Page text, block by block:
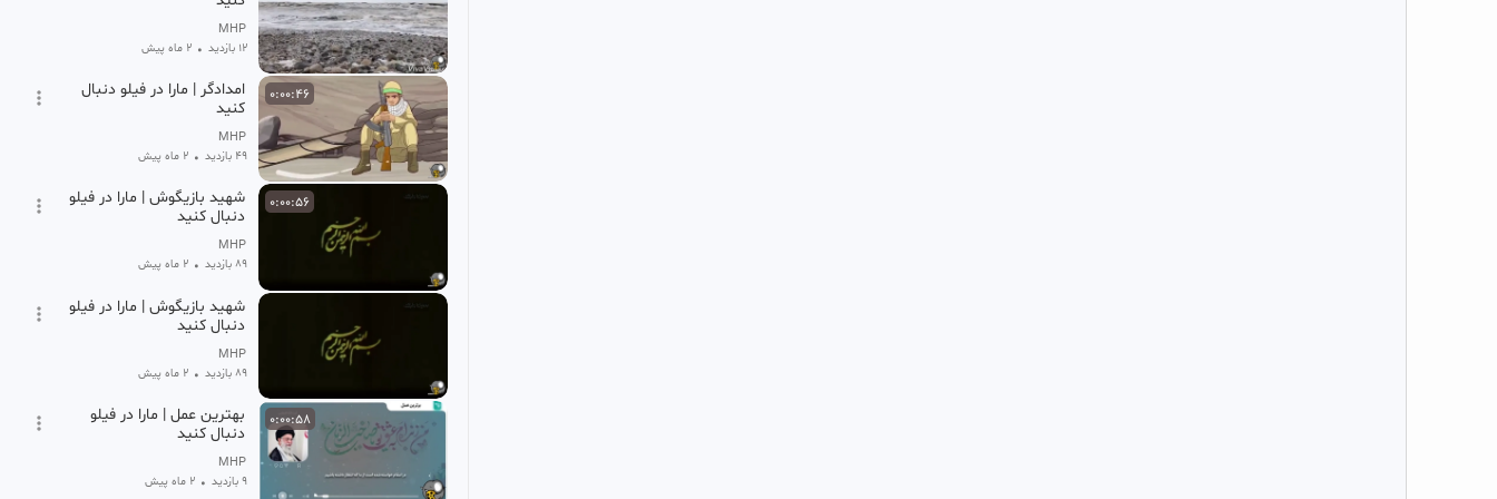
MHP
12 بازدید • 2 ماه پیش
0:00:46
امدادگر | مارا در فیلو دنبال
کنید
MHP
49 بازدید • 2 ماه پیش
0:00:56
شهید بازیگوش | مارا در فیلو
دنبال کنید
MHP
89 بازدید • 2 ماه پیش
شهید بازیگوش | مارا در فیلو
دنبال کنید
MHP
89 بازدید • 2 ماه پیش
0:00:58
بهترین عمل | مارا در فیلو
دنبال کنید
MHP
9 بازدید • 2 ماه پیش